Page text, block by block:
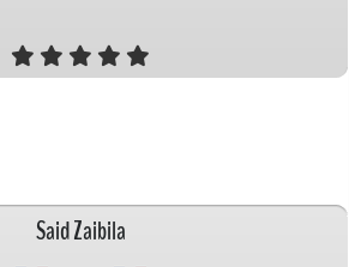
Said Zaibila